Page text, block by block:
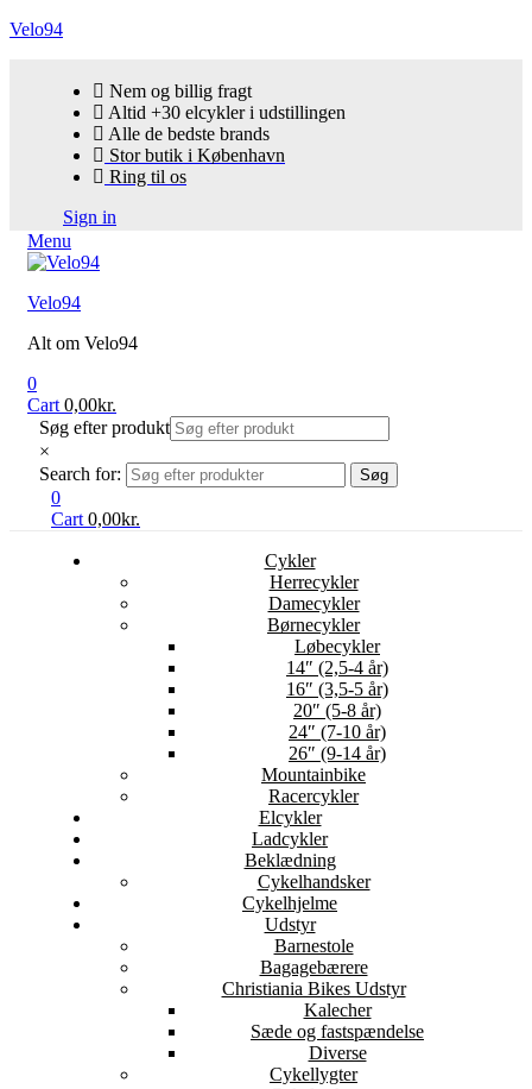
Velo94
Nem og billig fragt
Altid +30 elcykler i udstillingen
Alle de bedste brands
Stor butik i København
Ring til os
Sign in
Menu
Velo94
Alt om Velo94
0
Cart 0,00kr.
Søg efter produkt
×
Search for:
Søg
0
Cart 0,00kr.
Cykler
Herrecykler
Damecykler
Børnecykler
Løbecykler
14″ (2,5-4 år)
16″ (3,5-5 år)
20″ (5-8 år)
24″ (7-10 år)
26″ (9-14 år)
Mountainbike
Racercykler
Elcykler
Ladcykler
Beklædning
Cykelhandsker
Cykelhjelme
Udstyr
Barnestole
Bagagebærere
Christiania Bikes Udstyr
Kalecher
Sæde og fastspændelse
Diverse
Cykellygter